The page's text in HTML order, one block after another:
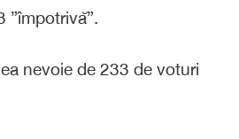
”împotrivă”.
nevoie de 233 de voturi